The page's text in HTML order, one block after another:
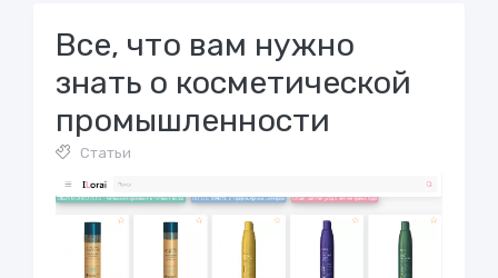
Все, что вам нужно
знать о косметической
промышленности
Статьи